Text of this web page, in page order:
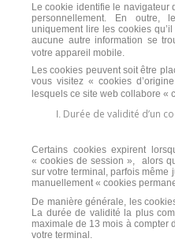
Le cookie identifie le navigateur
personnellement. En outre,
uniquement lire les cookies
aucune autre information se
votre appareil mobile.
Les cookies peuvent soit être
vous visitez « cookies
lesquels ce site web collabore «
Durée de validité d’un
Certains cookies expirent
« cookies de session », alors
sur votre terminal, parfois même
manuellement « cookies
De manière générale, les
La durée de validité la plus
maximale de 13 mois à compter
votre terminal.